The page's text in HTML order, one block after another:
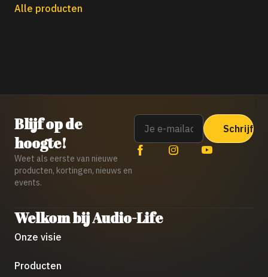
Alle producten
Blijf op de
hoogte!
Weet als eerste van nieuwe
producten, kortingen, nieuws en
events.
Email
Welkom bij Audio-Life
Onze visie
Producten